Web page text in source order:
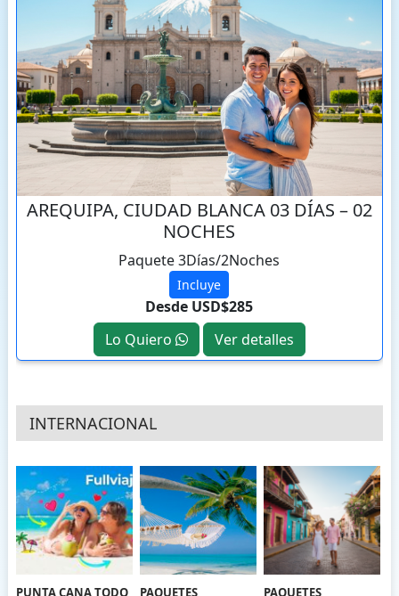
AREQUIPA, CIUDAD BLANCA 03 DÍAS – 02
NOCHES
Paquete 3Días/2Noches
Incluye
Desde USD$285
Lo Quiero
Ver detalles
INTERNACIONAL
PUNTA CANA TODO PAQUETES PAQUETES